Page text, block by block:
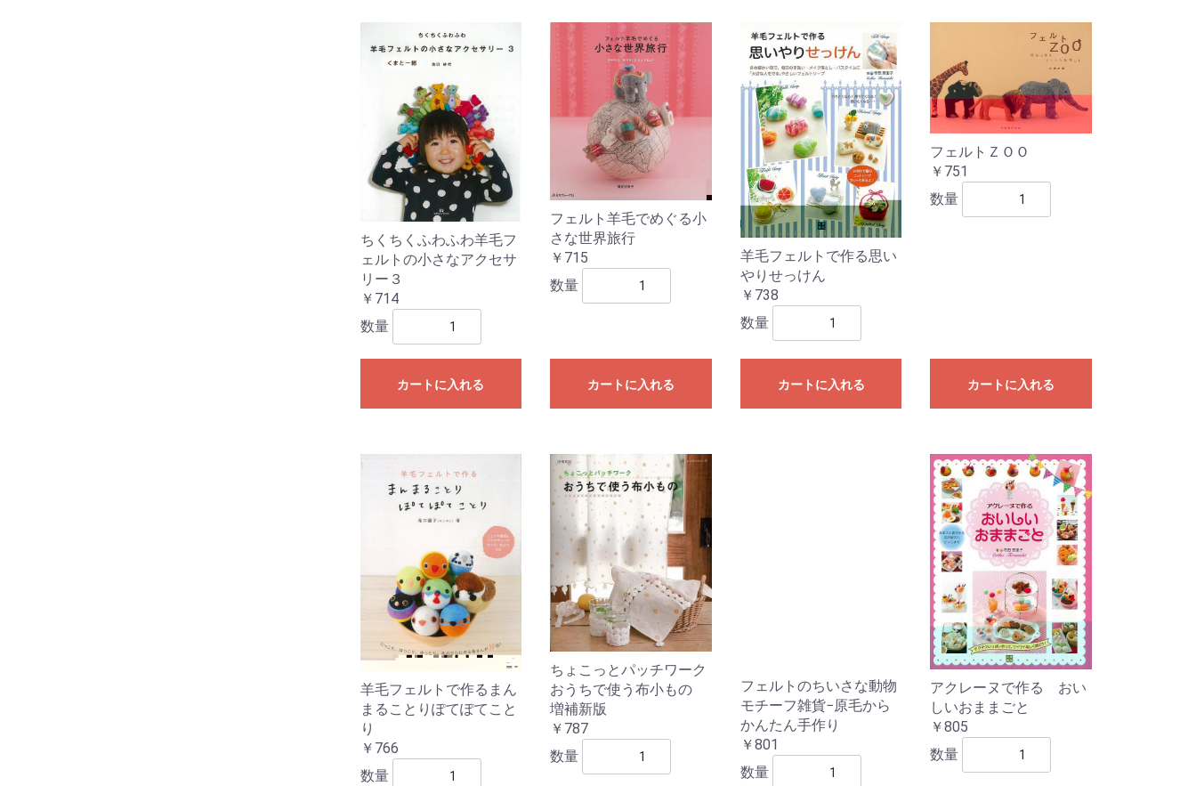
ちくちくふわふわ羊毛フ
ェルトの小さなアクセサ
リー３
￥714
数量
カートに入れる
フェルト羊毛でめぐる小
さな世界旅行
￥715
数量
カートに入れる
羊毛フェルトで作る思い
やりせっけん
￥738
数量
カートに入れる
フェルトＺＯＯ
￥751
数量
カートに入れる
羊毛フェルトで作るまん
まることりぽてぽてこと
り
￥766
数量
ちょこっとパッチワーク
おうちで使う布小もの
増補新版
￥787
数量
フェルトのちいさな動物
モチーフ雑貨−原毛から
かんたん手作り
￥801
数量
アクレーヌで作る おい
しいおままごと
￥805
数量